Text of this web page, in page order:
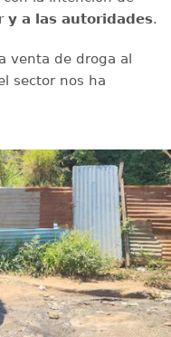
y a las autoridades.
venta de droga al
sector nos ha